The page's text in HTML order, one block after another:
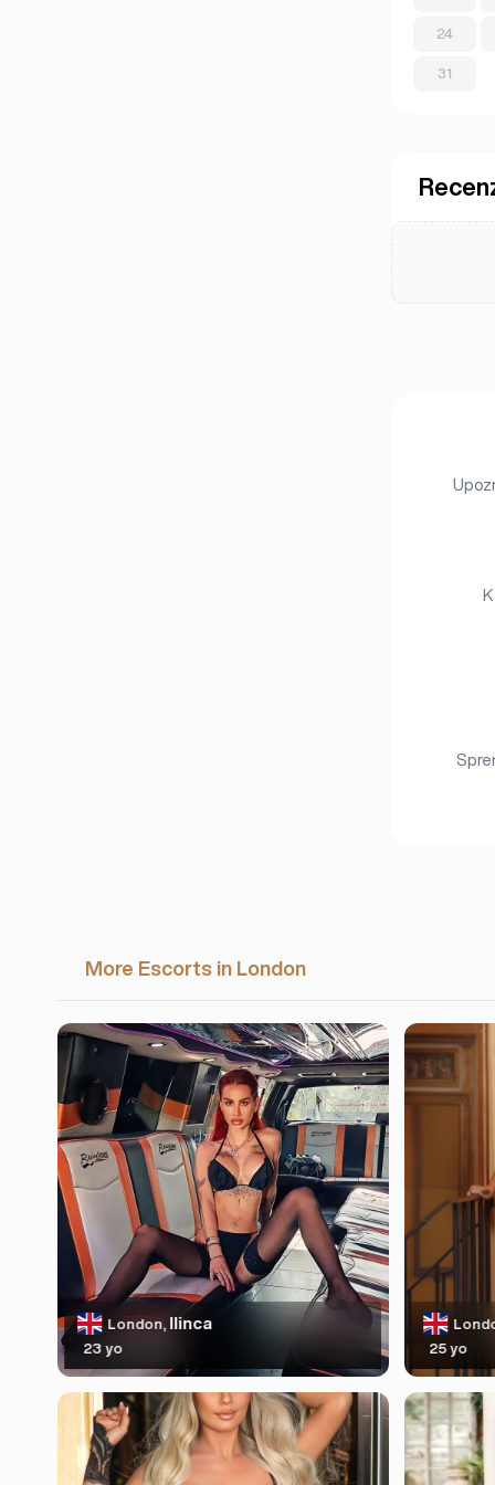
24
31
More Escorts in London
London,Ilinca
23 yo 25 yo